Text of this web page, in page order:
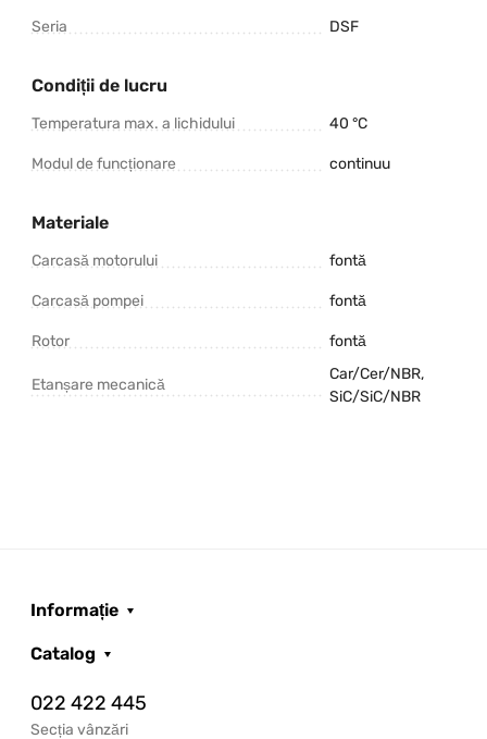
Seria DSF
Condiții de lucru
Temperatura max. a lichidului 40 °C
Modul de funcționare continuu
Materiale
Carcasă motorului fontă
Carcasă pompei fontă
Rotor fontă
Etanșare mecanică
Car/Cer/NBR,
SiC/SiC/NBR
Informație
Catalog
022 422 445
Secția vânzări